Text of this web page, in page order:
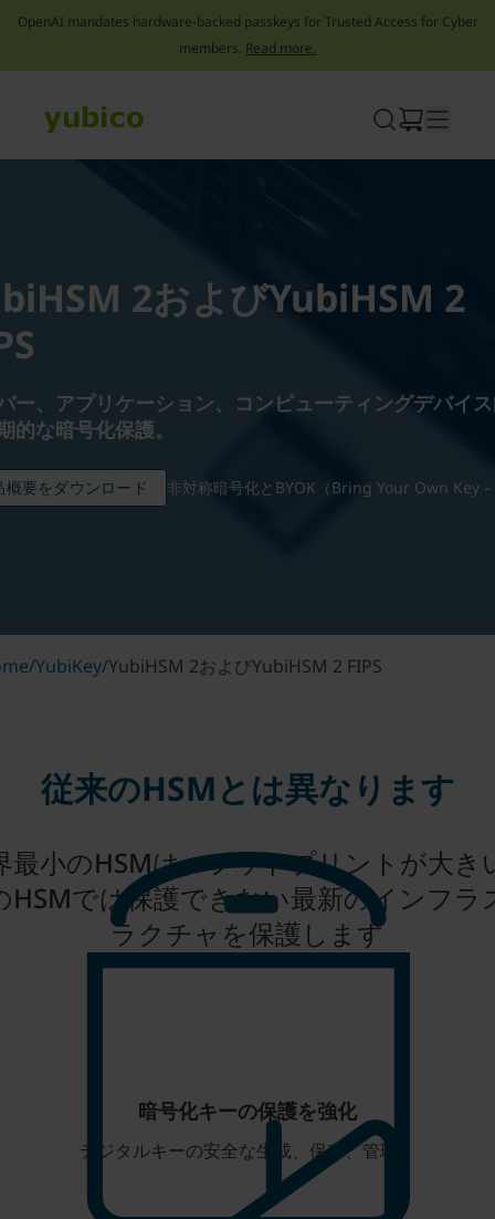
OpenAI mandates hardware-backed passkeys for Trusted Access for Cyber
members. Read more.
2およびYubiHSM 2
ー、アプリケーション、コンピューティングデバイ
的な暗号化保護。
概要をダウンロード 非対称暗号化とBYOK（Bring Your Own Key –
/YubiKey/YubiHSM 2およびYubiHSM 2 FIPS
従来のHSMとは異なります
最小のHSMは、フットプリントが大き
HSMでは保護できない最新のインフラ
ラクチャを保護します
暗号化キーの保護を強化
デジタルキーの安全な生成、保存、管理。